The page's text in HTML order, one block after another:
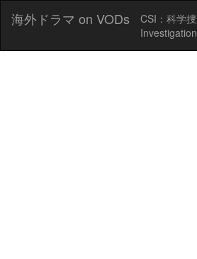
海外ドラマ on VODs
CSI：科学